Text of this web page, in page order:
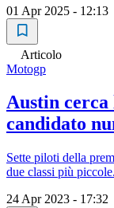
01 Apr 2025 - 12:13
Articolo
Motogp
Austin
candidato
Sette piloti della
due classi più
24 Apr 2023 - 17:32